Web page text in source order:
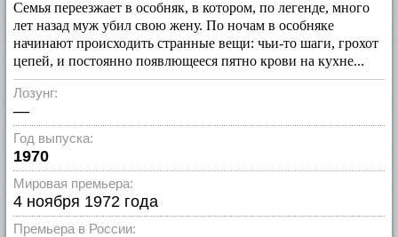
Семья переезжает в особняк, в котором, по легенде, много
лет назад муж убил свою жену. По ночам в особняке
начинают происходить странные вещи: чьи-то шаги, грохот
цепей, и постоянно появлющееся пятно крови на кухне...
Лозунг:
—
Год выпуска:
1970
Мировая премьера:
4 ноября 1972 года
Премьера в России: